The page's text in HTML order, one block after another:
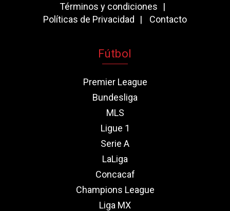
Términos y condiciones
Políticas de Privacidad
Contacto
Fútbol
Premier League
Bundesliga
MLS
Ligue 1
Serie A
LaLiga
Concacaf
Champions League
Liga MX